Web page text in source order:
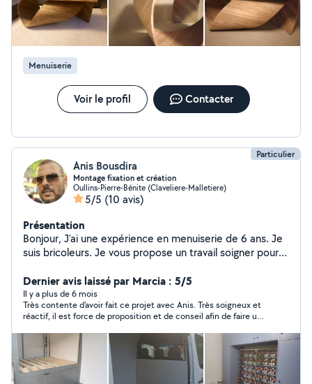
Menuiserie
Voir le profil Contacter
Particulier
Anis Bousdira
Montage fixation et création
Oullins-Pierre-Bénite (Claveliere-Malletiere)
5/5 (10 avis)
Présentation
Bonjour, J'ai une expérience en menuiserie de 6 ans. Je
suis bricoleurs. Je vous propose un travail soigner pour
des lustres, rideaux et tous type de bricolages...
Cordialement,
Dernier avis laissé par Marcia : 5/5
Il y a plus de 6 mois
Très contente d'avoir fait ce projet avec Anis. Très soigneux et
réactif, il est force de proposition et de conseil afin de faire un
pas le dernier projet avec lui!